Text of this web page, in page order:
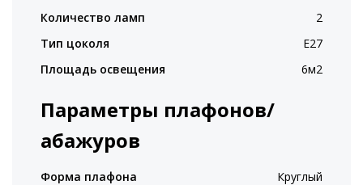
Количество ламп
2
Тип цоколя
E27
Площадь освещения
6м2
Параметры плафонов/
абажуров
Форма плафона
Круглый